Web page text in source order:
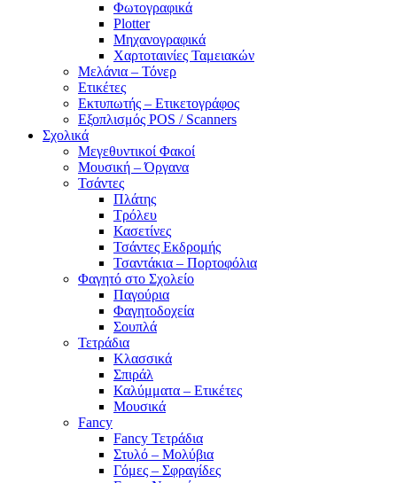
Φωτογραφικά
Plotter
Μηχανογραφικά
Χαρτοταινίες Ταμειακών
Μελάνια – Τόνερ
Ετικέτες
Εκτυπωτής – Ετικετογράφος
Εξοπλισμός POS / Scanners
Σχολικά
Μεγεθυντικοί Φακοί
Μουσική – Όργανα
Τσάντες
Πλάτης
Τρόλευ
Κασετίνες
Τσάντες Εκδρομής
Τσαντάκια – Πορτοφόλια
Φαγητό στο Σχολείο
Παγούρια
Φαγητοδοχεία
Σουπλά
Τετράδια
Κλασσικά
Σπιράλ
Καλύμματα – Ετικέτες
Μουσικά
Fancy
Fancy Τετράδια
Στυλό – Μολύβια
Γόμες – Σφραγίδες